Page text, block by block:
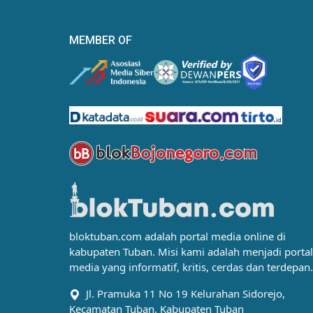
MEMBER OF
bloktuban.com adalah portal media online di
kabupaten Tuban. Misi kami adalah menjadi portal
media yang informatif, kritis, cerdas dan terdepan.
Jl. Pramuka 11 No 19 Kelurahan Sidorejo,
Kecamatan Tuban, Kabupaten Tuban